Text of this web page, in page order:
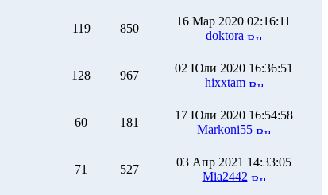
119 850
16 Мар 2020 02:16:11
doktora
128 967
02 Юли 2020 16:36:51
hixxtam
60 181
17 Юли 2020 16:54:58
Markoni55
71 527
03 Апр 2021 14:33:05
Mia2442